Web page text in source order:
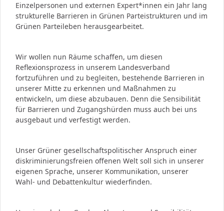
Einzelpersonen und externen Expert*innen ein Jahr lang
strukturelle Barrieren in Grünen Parteistrukturen und im
Grünen Parteileben herausgearbeitet.
Wir wollen nun Räume schaffen, um diesen
Reflexionsprozess in unserem Landesverband
fortzuführen und zu begleiten, bestehende Barrieren in
unserer Mitte zu erkennen und Maßnahmen zu
entwickeln, um diese abzubauen. Denn die Sensibilität
für Barrieren und Zugangshürden muss auch bei uns
ausgebaut und verfestigt werden.
Unser Grüner gesellschaftspolitischer Anspruch einer
diskriminierungsfreien offenen Welt soll sich in unserer
eigenen Sprache, unserer Kommunikation, unserer
Wahl- und Debattenkultur wiederfinden.